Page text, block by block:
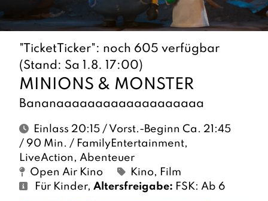
"TicketTicker": noch 605 verfügbar
(Stand: Sa 1.8. 17:00)
MINIONS & MONSTER
Bananaaaaaaaaaaaaaaaaaaa
Einlass 20:15 / Vorst.-Beginn Ca. 21:45
/ 90 Min. / FamilyEntertainment,
LiveAction, Abenteuer
Open Air Kino
Kino, Film
Für Kinder, Altersfreigabe: FSK: Ab 6